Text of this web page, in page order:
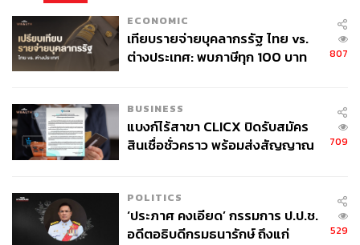
ECONOMIC
เทียบรายจ่ายบุคลากรรัฐ ไทย vs.
ต่างประเทศ: พบภาษีทุก 100 บาท
807
BUSINESS
แบงก์ไร้สาขา CLICX ปิดรับสมัคร
สินเชื่อชั่วคราว พร้อมส่งสัญญาณ
709
POLITICS
‘ประภาศ คงเอียด’ กรรมการ ป.ป.ช.
อดีตอธิบดีกรมธนารักษ์ ถึงแก่
529